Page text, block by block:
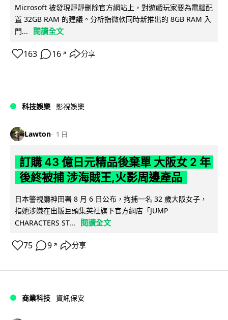
Microsoft 被發現靜靜刪除官方網站上，對遊戲玩家要為電腦配
置 32GB RAM 的建議。分析指微軟同時新推出的 8GB RAM 入
門...
閱讀全文
163 16 ↗ 分享
科技娛樂 影視娛樂
Lawton 1 日
訂購 43 億日元精品後棄單 大阪女 2 年
後終被捕 涉海賊王,火影周邊產品
日本警視廳神田署 8 月 6 日公布，拘捕一名 32 歲大阪女子，
指她涉嫌在出版巨頭集英社旗下官方網店「JUMP
CHARACTERS ST...
閱讀全文
75 9 ↗ 分享
商業科技 資訊保安